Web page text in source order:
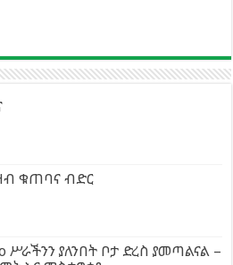
ቁጠባና ብድር
ሥራችንን ያለንበት ቦታ ድረስ ያመጣልናል –